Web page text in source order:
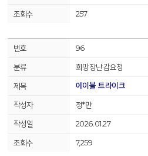
257
96
희망장난감요청
에이블 트라이크
정*만
2026.01.27
7,259